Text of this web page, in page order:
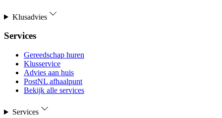
Klusadvies
Services
Gereedschap huren
Klusservice
Advies aan huis
PostNL afhaalpunt
Bekijk alle services
Services